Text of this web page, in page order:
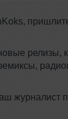
релизы,
журналист